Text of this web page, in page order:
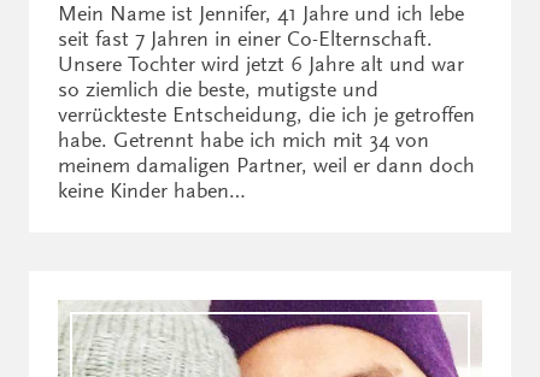
Mein Name ist Jennifer, 41 Jahre und ich lebe
seit fast 7 Jahren in einer Co-Elternschaft.
Unsere Tochter wird jetzt 6 Jahre alt und war
so ziemlich die beste, mutigste und
verrückteste Entscheidung, die ich je getroffen
habe. Getrennt habe ich mich mit 34 von
meinem damaligen Partner, weil er dann doch
keine Kinder haben…